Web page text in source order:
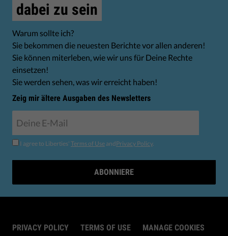
dabei zu sein
Warum sollte ich?
Sie bekommen die neuesten Berichte vor allen anderen!
Sie können miterleben, wie wir uns für Deine Rechte
einsetzen!
Sie werden sehen, was wir erreicht haben!
Zeig mir ältere Ausgaben des Newsletters
I agree to Liberties' Terms of Use andPrivacy Policy.
ABONNIERE
PRIVACY POLICY TERMS OF USE MANAGE COOKIES